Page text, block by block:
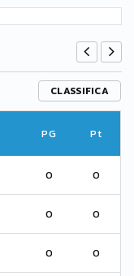
CLASSIFICA
PG Pt
0 0
0 0
0 0